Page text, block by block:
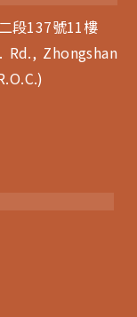
段137號11樓
Zhongshan